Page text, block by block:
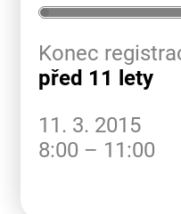
Konec
před 11 lety
11. 3. 2015
8:00 – 11:00